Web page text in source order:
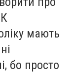
мають
бо просто